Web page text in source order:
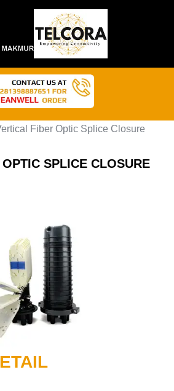
Fiber Optic Splice Closure
SPLICE CLOSURE